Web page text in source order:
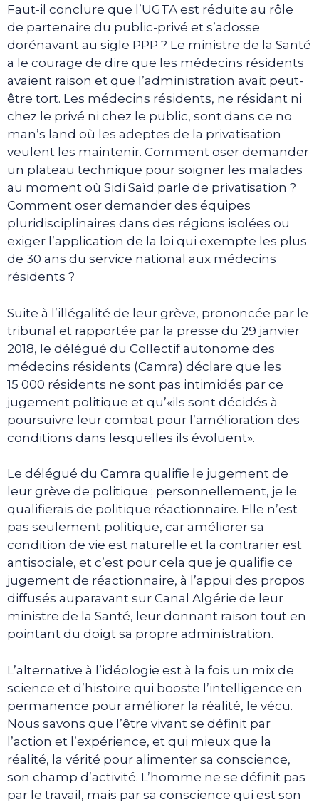
Faut-il conclure que l’UGTA est réduite au rôle
de partenaire du public-privé et s’adosse
dorénavant au sigle PPP ? Le ministre de la Santé
a le courage de dire que les médecins résidents
avaient raison et que l’administration avait peut-
être tort. Les médecins résidents, ne résidant ni
chez le privé ni chez le public, sont dans ce no
man’s land où les adeptes de la privatisation
veulent les maintenir. Comment oser demander
un plateau technique pour soigner les malades
au moment où Sidi Saïd parle de privatisation ?
Comment oser demander des équipes
pluridisciplinaires dans des régions isolées ou
exiger l’application de la loi qui exempte les plus
de 30 ans du service national aux médecins
résidents ?
Suite à l’illégalité de leur grève, prononcée par le
tribunal et rapportée par la presse du 29 janvier
2018, le délégué du Collectif autonome des
médecins résidents (Camra) déclare que les
15 000 résidents ne sont pas intimidés par ce
jugement politique et qu’«ils sont décidés à
poursuivre leur combat pour l’amélioration des
conditions dans lesquelles ils évoluent».
Le délégué du Camra qualifie le jugement de
leur grève de politique ; personnellement, je le
qualifierais de politique réactionnaire. Elle n’est
pas seulement politique, car améliorer sa
condition de vie est naturelle et la contrarier est
antisociale, et c’est pour cela que je qualifie ce
jugement de réactionnaire, à l’appui des propos
diffusés auparavant sur Canal Algérie de leur
ministre de la Santé, leur donnant raison tout en
pointant du doigt sa propre administration.
L’alternative à l’idéologie est à la fois un mix de
science et d’histoire qui booste l’intelligence en
permanence pour améliorer la réalité, le vécu.
Nous savons que l’être vivant se définit par
l’action et l’expérience, et qui mieux que la
réalité, la vérité pour alimenter sa conscience,
son champ d’activité. L’homme ne se définit pas
par le travail, mais par sa conscience qui est son